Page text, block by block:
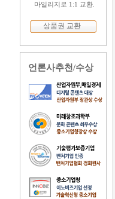
마일리지로 1:1 교환.
상품권 교환
언론사추천/수상